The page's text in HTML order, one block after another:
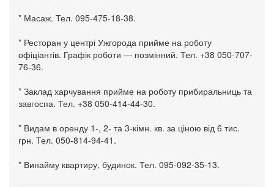
* Масаж. Тел. 095-475-18-38.
* Ресторан у центрі Ужгорода прийме на роботу
офіціантів. Графік роботи — позмінний. Тел. +38 050-707-
76-36.
* Заклад харчування прийме на роботу прибиральниць та
завгоспа. Тел. +38 050-414-44-30.
* Видам в оренду 1-, 2- та 3-кімн. кв. за ціною від 6 тис.
грн. Тел. 050-814-94-41.
* Винайму квартиру, будинок. Тел. 095-092-35-13.